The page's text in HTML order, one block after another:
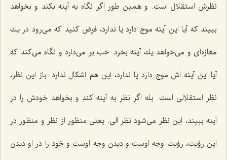
نظرش استقلال است. و همین طور اگر نگاه به آینه بكند و بخواهد
ببیند كه آیا این آینه موج دارد یا ندارد، فرض كنید كه مى‌رود در یك
مغازه‌اى و مى‌خواهد یك آینه بخرد. خب بر مى‌دارد و نگاه مى‌كند كه
آیا این آینه اش موج دارد یا ندارد، این هم اشكال ندارد. باز این نظر،
نظر استقلالى است. بله اگر نظر به آینه كند و بخواهد خودش را در
آینه ببیند، این نظر مى‌شود نظر آلى. یعنى منظور از نظر و منظور در
این رؤیت، رؤیت وجه اوست و دیدن وجه اوست و خود را در او دیدن